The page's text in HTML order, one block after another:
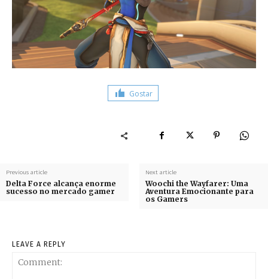
Gostar
Previous article
Delta Force alcança enorme
sucesso no mercado gamer
Next article
Woochi the Wayfarer: Uma
Aventura Emocionante para
os Gamers
LEAVE A REPLY